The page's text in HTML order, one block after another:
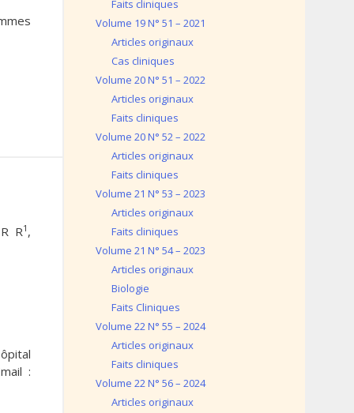
R1 ,
:
Faits cliniques
Volume 19 N° 51 – 2021
Articles originaux
Cas cliniques
Volume 20 N° 51 – 2022
Articles originaux
Faits cliniques
Volume 20 N° 52 – 2022
Articles originaux
Faits cliniques
Volume 21 N° 53 – 2023
Articles originaux
Faits cliniques
Volume 21 N° 54 – 2023
Articles originaux
Biologie
Faits Cliniques
Volume 22 N° 55 – 2024
Articles originaux
Faits cliniques
Volume 22 N° 56 – 2024
Articles originaux